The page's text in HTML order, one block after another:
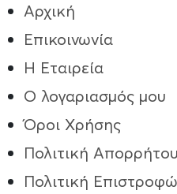
Αρχική
Επικοινωνία
Η Εταιρεία
Ο λογαριασμός μου
Όροι Χρήσης
Πολιτική Απορρήτου
Πολιτική